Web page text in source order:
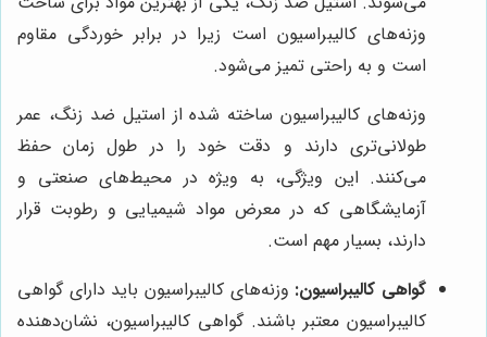
وزنه‌های کالیبراسیون است زیرا در برابر خوردگی مقاوم
است و به راحتی تمیز می‌شود.
وزنه‌های کالیبراسیون ساخته شده از استیل ضد زنگ، عمر
طولانی‌تری دارند و دقت خود را در طول زمان حفظ
می‌کنند. این ویژگی، به ویژه در محیط‌های صنعتی و
آزمایشگاهی که در معرض مواد شیمیایی و رطوبت قرار
دارند، بسیار مهم است.
گواهی کالیبراسیون: وزنه‌های کالیبراسیون باید دارای گواهی
کالیبراسیون معتبر باشند. گواهی کالیبراسیون، نشان‌دهنده